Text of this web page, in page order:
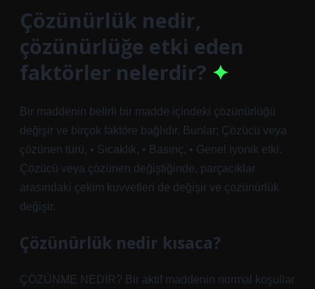
Çözünürlük nedir,
çözünürlüğe etki eden
faktörler nelerdir?
Bir maddenin belirli bir madde içindeki çözünürlüğü
değişir ve birçok faktöre bağlıdır. Bunlar; Çözücü veya
çözünen türü, • Sıcaklık, • Basınç, • Genel iyonik etki.
Çözücü veya çözünen değiştiğinde, parçacıklar
arasındaki çekim kuvvetleri de değişir ve çözünürlük
değişir.
Çözünürlük nedir kısaca?
ÇÖZÜNME NEDİR? Bir aktif maddenin normal koşullar